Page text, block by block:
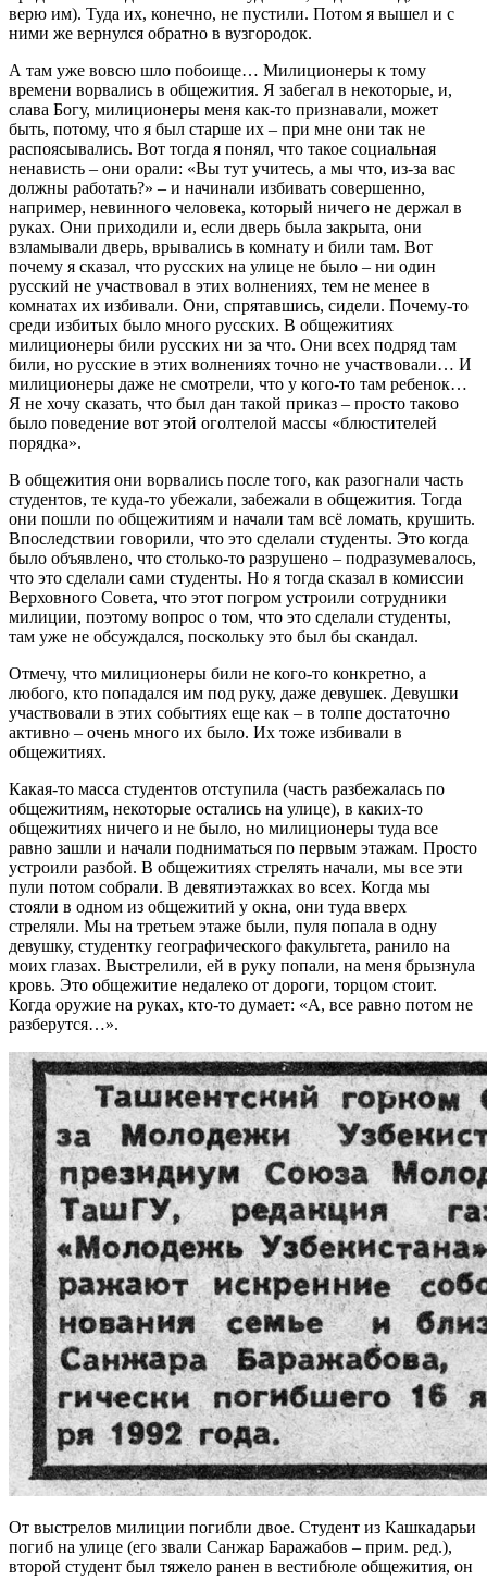
верю им). Туда их, конечно, не пустили. Потом я вышел и с
ними же вернулся обратно в вузгородок.
А там уже вовсю шло побоище… Милиционеры к тому
времени ворвались в общежития. Я забегал в некоторые, и,
слава Богу, милиционеры меня как-то признавали, может
быть, потому, что я был старше их – при мне они так не
распоясывались. Вот тогда я понял, что такое социальная
ненависть – они орали: «Вы тут учитесь, а мы что, из-за вас
должны работать?» – и начинали избивать совершенно,
например, невинного человека, который ничего не держал в
руках. Они приходили и, если дверь была закрыта, они
взламывали дверь, врывались в комнату и били там. Вот
почему я сказал, что русских на улице не было – ни один
русский не участвовал в этих волнениях, тем не менее в
комнатах их избивали. Они, спрятавшись, сидели. Почему-то
среди избитых было много русских. В общежитиях
милиционеры били русских ни за что. Они всех подряд там
били, но русские в этих волнениях точно не участвовали… И
милиционеры даже не смотрели, что у кого-то там ребенок…
Я не хочу сказать, что был дан такой приказ – просто таково
было поведение вот этой оголтелой массы «блюстителей
порядка».
В общежития они ворвались после того, как разогнали часть
студентов, те куда-то убежали, забежали в общежития. Тогда
они пошли по общежитиям и начали там всё ломать, крушить.
Впоследствии говорили, что это сделали студенты. Это когда
было объявлено, что столько-то разрушено – подразумевалось,
что это сделали сами студенты. Но я тогда сказал в комиссии
Верховного Совета, что этот погром устроили сотрудники
милиции, поэтому вопрос о том, что это сделали студенты,
там уже не обсуждался, поскольку это был бы скандал.
Отмечу, что милиционеры били не кого-то конкретно, а
любого, кто попадался им под руку, даже девушек. Девушки
участвовали в этих событиях еще как – в толпе достаточно
активно – очень много их было. Их тоже избивали в
общежитиях.
Какая-то масса студентов отступила (часть разбежалась по
общежитиям, некоторые остались на улице), в каких-то
общежитиях ничего и не было, но милиционеры туда все
равно зашли и начали подниматься по первым этажам. Просто
устроили разбой. В общежитиях стрелять начали, мы все эти
пули потом собрали. В девятиэтажках во всех. Когда мы
стояли в одном из общежитий у окна, они туда вверх
стреляли. Мы на третьем этаже были, пуля попала в одну
девушку, студентку географического факультета, ранило на
моих глазах. Выстрелили, ей в руку попали, на меня брызнула
кровь. Это общежитие недалеко от дороги, торцом стоит.
Когда оружие на руках, кто-то думает: «А, все равно потом не
разберутся…».
От выстрелов милиции погибли двое. Студент из Кашкадарьи
погиб на улице (его звали Санжар Баражабов – прим. ред.),
второй студент был тяжело ранен в вестибюле общежития, он